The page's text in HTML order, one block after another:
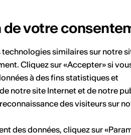
de votre
similaires sur notre
Cliquez sur «Accepter» si
à des fins statistiques et
notre site Internet et de notre
des visiteurs sur
des données, cliquez sur